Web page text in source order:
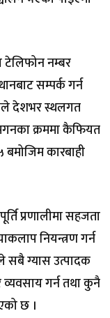
टेलिफोन नम्बर
सम्पर्क गर्न
देशभर स्थलगत
क्रममा कैफियत
कारबाही
प्रणालीमा सहजता
नियन्त्रण गर्न
सबै ग्यास उत्पादक
व्यवसाय गर्न तथा कुनै
छ ।